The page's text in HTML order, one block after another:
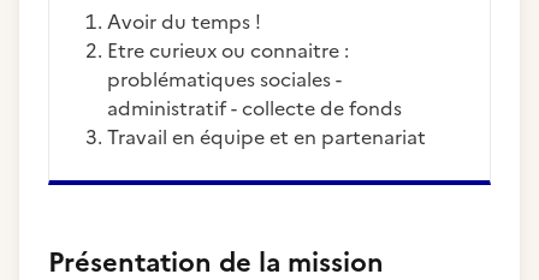
Avoir du temps !
Etre curieux ou connaitre :
problématiques sociales -
administratif - collecte de fonds
Travail en équipe et en partenariat
Présentation de la mission